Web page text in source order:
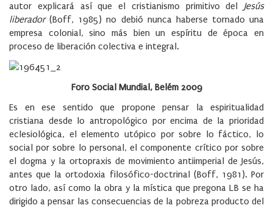
autor explicará así que el cristianismo primitivo del Jesús
liberador(Boff, 1985) no debió nunca haberse tornado una
empresa colonial, sino más bien un espíritu de época en
proceso de liberación colectiva e integral.
Foro Social Mundial, Belém 2009
Es en ese sentido que propone pensar la espiritualidad
cristiana desde lo antropológico por encima de la prioridad
eclesiológica, el elemento utópico por sobre lo fáctico, lo
social por sobre lo personal, el componente crítico por sobre
el dogma y la ortopraxis de movimiento antiimperial de Jesús,
antes que la ortodoxia filosófico-doctrinal (Boff, 1981). Por
otro lado, así como la obra y la mística que pregona LB se ha
dirigido a pensar las consecuencias de la pobreza producto del